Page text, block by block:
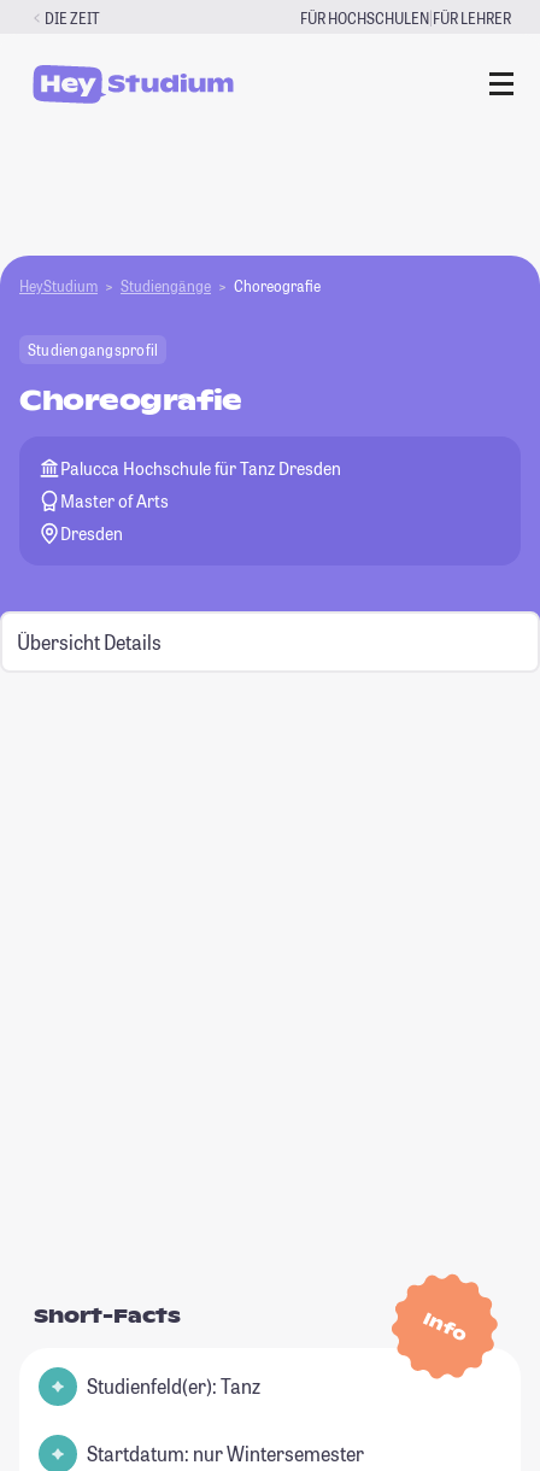
Zum
springen
DIE ZEIT FÜR HOCHSCHULEN|FÜR LEHRER
HeyStudium Studiengänge Choreografie
Studiengangsprofil
Choreografie
Palucca Hochschule für Tanz Dresden
Master of Arts
Dresden
Übersicht Details
Info
Short-Facts
Studienfeld(er): Tanz
Startdatum: nur Wintersemester